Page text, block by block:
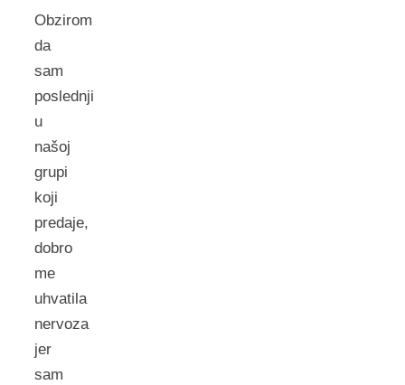
Obzirom
da
sam
poslednji
u
našoj
grupi
koji
predaje,
dobro
me
uhvatila
nervoza
jer
sam